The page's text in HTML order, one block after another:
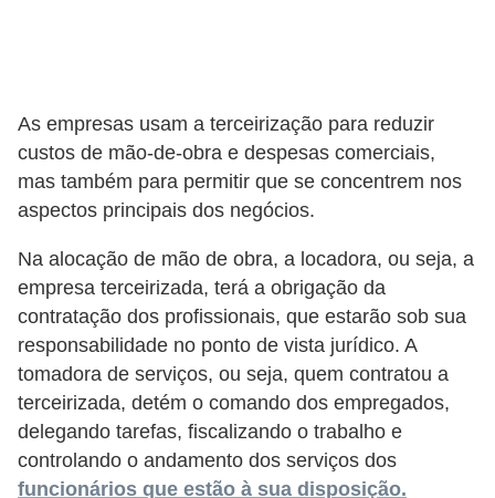
As empresas usam a terceirização para reduzir
custos de mão-de-obra e despesas comerciais,
mas também para permitir que se concentrem nos
aspectos principais dos negócios.
Na alocação de mão de obra, a locadora, ou seja, a
empresa terceirizada, terá a obrigação da
contratação dos profissionais, que estarão sob sua
responsabilidade no ponto de vista jurídico. A
tomadora de serviços, ou seja, quem contratou a
terceirizada, detém o comando dos empregados,
delegando tarefas, fiscalizando o trabalho e
controlando o andamento dos serviços dos
funcionários que estão à sua disposição.
h
o
P
o
r
t
a
r
i
a
1